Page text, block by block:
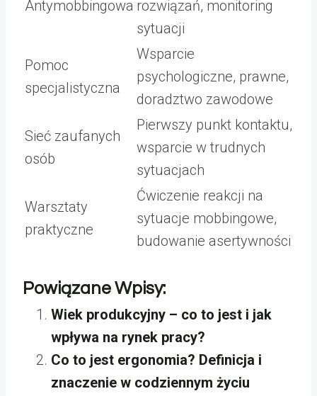
Antymobbingowa rozwiązań, monitoring
sytuacji
Pomoc
specjalistyczna
Wsparcie
psychologiczne, prawne,
doradztwo zawodowe
Sieć zaufanych
osób
Pierwszy punkt kontaktu,
wsparcie w trudnych
sytuacjach
Warsztaty
praktyczne
Ćwiczenie reakcji na
sytuacje mobbingowe,
budowanie asertywności
Powiązane Wpisy:
Wiek produkcyjny – co to jest i jak
wpływa na rynek pracy?
Co to jest ergonomia? Definicja i
znaczenie w codziennym życiu